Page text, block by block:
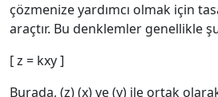
çözmenize yardımcı olmak için
araçtır. Bu denklemler genellikle
[ z = kxy ]
Burada, (z) (x) ve (y) ile ortak